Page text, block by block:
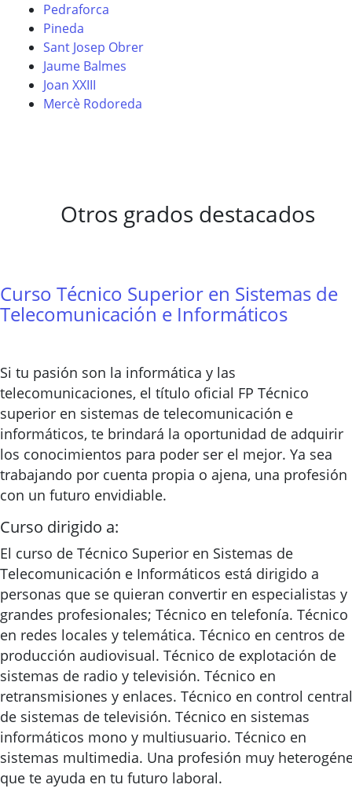
Pedraforca
Pineda
Sant Josep Obrer
Jaume Balmes
Joan XXIII
Mercè Rodoreda
Otros grados destacados
Curso Técnico Superior en Sistemas de
Telecomunicación e Informáticos
Si tu pasión son la informática y las
telecomunicaciones, el título oficial FP Técnico
superior en sistemas de telecomunicación e
informáticos, te brindará la oportunidad de adquirir
los conocimientos para poder ser el mejor. Ya sea
trabajando por cuenta propia o ajena, una profesión
con un futuro envidiable.
Curso dirigido a:
El curso de Técnico Superior en Sistemas de
Telecomunicación e Informáticos está dirigido a
personas que se quieran convertir en especialistas y
grandes profesionales; Técnico en telefonía. Técnico
en redes locales y telemática. Técnico en centros de
producción audiovisual. Técnico de explotación de
sistemas de radio y televisión. Técnico en
retransmisiones y enlaces. Técnico en control central
de sistemas de televisión. Técnico en sistemas
informáticos mono y multiusuario. Técnico en
sistemas multimedia. Una profesión muy
que te ayuda en tu futuro laboral.